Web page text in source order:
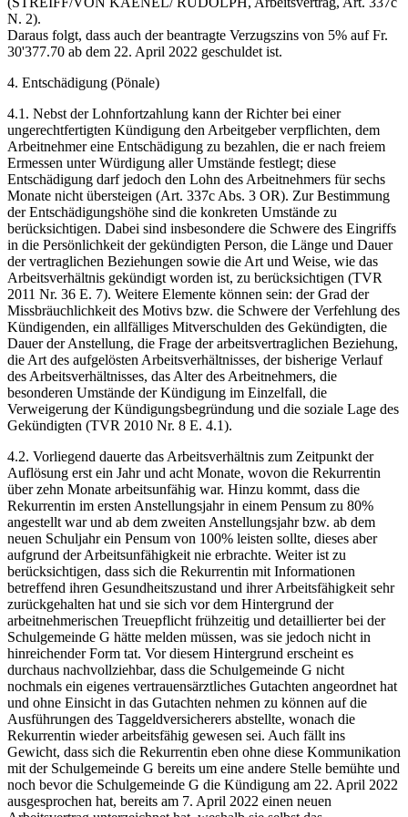
N. 2).
Daraus folgt, dass auch der beantragte Verzugszins von 5% auf Fr.
30'377.70 ab dem 22. April 2022 geschuldet ist.
4. Entschädigung (Pönale)
4.1. Nebst der Lohnfortzahlung kann der Richter bei einer
ungerechtfertigten Kündigung den Arbeitgeber verpflichten, dem
Arbeitnehmer eine Entschädigung zu bezahlen, die er nach freiem
Ermessen unter Würdigung aller Umstände festlegt; diese
Entschädigung darf jedoch den Lohn des Arbeitnehmers für sechs
Monate nicht übersteigen (Art. 337c Abs. 3 OR). Zur Bestimmung
der Entschädigungshöhe sind die konkreten Umstände zu
berücksichtigen. Dabei sind insbesondere die Schwere des Eingriffs
in die Persönlichkeit der gekündigten Person, die Länge und Dauer
der vertraglichen Beziehungen sowie die Art und Weise, wie das
Arbeitsverhältnis gekündigt worden ist, zu berücksichtigen (TVR
2011 Nr. 36 E. 7). Weitere Elemente können sein: der Grad der
Missbräuchlichkeit des Motivs bzw. die Schwere der Verfehlung des
Kündigenden, ein allfälliges Mitverschulden des Gekündigten, die
Dauer der Anstellung, die Frage der arbeitsvertraglichen Beziehung,
die Art des aufgelösten Arbeitsverhältnisses, der bisherige Verlauf
des Arbeitsverhältnisses, das Alter des Arbeitnehmers, die
besonderen Umstände der Kündigung im Einzelfall, die
Verweigerung der Kündigungsbegründung und die soziale Lage des
Gekündigten (TVR 2010 Nr. 8 E. 4.1).
4.2. Vorliegend dauerte das Arbeitsverhältnis zum Zeitpunkt der
Auflösung erst ein Jahr und acht Monate, wovon die Rekurrentin
über zehn Monate arbeitsunfähig war. Hinzu kommt, dass die
Rekurrentin im ersten Anstellungsjahr in einem Pensum zu 80%
angestellt war und ab dem zweiten Anstellungsjahr bzw. ab dem
neuen Schuljahr ein Pensum von 100% leisten sollte, dieses aber
aufgrund der Arbeitsunfähigkeit nie erbrachte. Weiter ist zu
berücksichtigen, dass sich die Rekurrentin mit Informationen
betreffend ihren Gesundheitszustand und ihrer Arbeitsfähigkeit sehr
zurückgehalten hat und sie sich vor dem Hintergrund der
arbeitnehmerischen Treuepflicht frühzeitig und detaillierter bei der
Schulgemeinde G hätte melden müssen, was sie jedoch nicht in
hinreichender Form tat. Vor diesem Hintergrund erscheint es
durchaus nachvollziehbar, dass die Schulgemeinde G nicht
nochmals ein eigenes vertrauensärztliches Gutachten angeordnet hat
und ohne Einsicht in das Gutachten nehmen zu können auf die
Ausführungen des Taggeldversicherers abstellte, wonach die
Rekurrentin wieder arbeitsfähig gewesen sei. Auch fällt ins
Gewicht, dass sich die Rekurrentin eben ohne diese Kommunikation
mit der Schulgemeinde G bereits um eine andere Stelle bemühte und
noch bevor die Schulgemeinde G die Kündigung am 22. April 2022
ausgesprochen hat, bereits am 7. April 2022 einen neuen